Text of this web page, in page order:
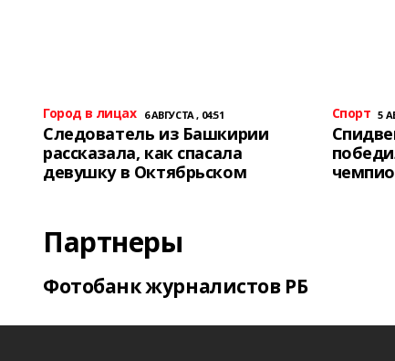
Город в лицах 6 АВГУСТА , 04:51
Следователь из Башкирии
рассказала, как спасала
девушку в Октябрьском
Спорт 5
Партнеры
Фотобанк журналистов РБ